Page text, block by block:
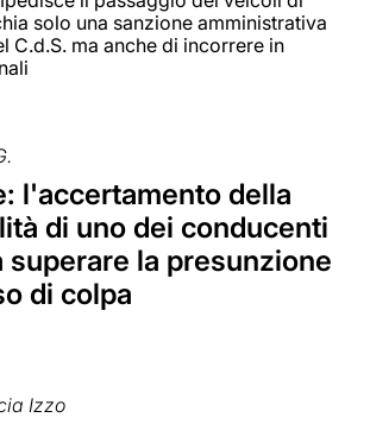
solo una sanzione amministrativa
C.d.S. ma anche di incorrere in
l'accertamento della
di uno dei conducenti
superare la presunzione
di colpa
Izzo